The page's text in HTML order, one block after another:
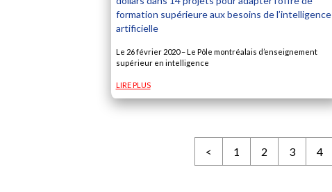
formation supérieure aux besoins de l’intelligence
artificielle
Le 26 février 2020 – Le Pôle montréalais d’enseignement
supérieur en intelligence
LIRE PLUS
< 1 2 3 4